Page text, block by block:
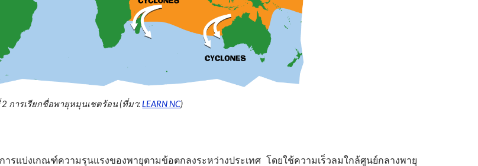
การเรียกชื่อพายุหมุนเชตร้อน (ที่มา: LEARN NC)
แบ่งเกณฑ์ความรุนแรงของพายุตามข้อตกลงระหว่างประเทศ โดยใช้ความเร็วลมใกล้ศูนย์กลางพายุ